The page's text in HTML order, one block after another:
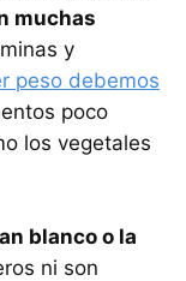
muchas
y
peso debemos
poco
los vegetales
blanco o la
ni son